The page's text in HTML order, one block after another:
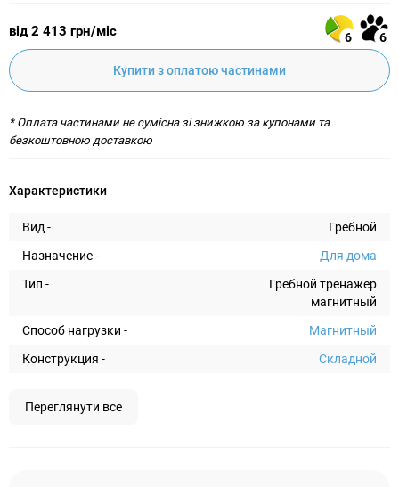
від 2 413 грн/міс 6 6
Купити з оплатою частинами
* Оплата частинами не сумісна зі знижкою за купонами та
безкоштовною доставкою
Характеристики
Вид -
Гребной
Назначение -
Для дома
Тип -
Гребной тренажер
магнитный
Способ нагрузки -
Магнитный
Конструкция -
Складной
Переглянути все